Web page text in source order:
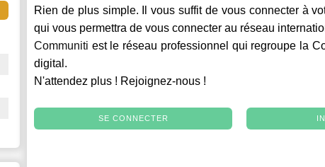
Rien de plus simple. Il vous suffit de vous connecter à
qui vous permettra de vous connecter au réseau
Communiti est le réseau professionnel qui regroupe la
digital.
N'attendez plus ! Rejoignez-nous !
SE CONNECTER